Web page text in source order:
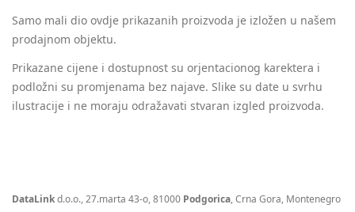
Samo mali dio ovdje prikazanih proizvoda je izložen u našem
prodajnom objektu.
Prikazane cijene i dostupnost su orjentacionog karektera i
podložni su promjenama bez najave. Slike su date u svrhu
ilustracije i ne moraju odražavati stvaran izgled proizvoda.
DataLinkd.o.o., 27.marta 43-o, 81000 Podgorica, Crna Gora, Montenegro